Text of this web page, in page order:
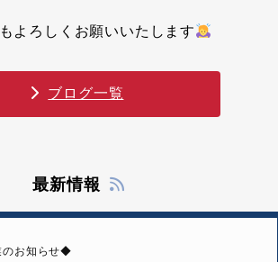
よろしくお願いいたします
ブログ一覧
最新情報
お知らせ◆